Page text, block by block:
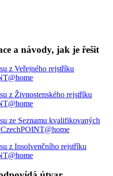
a návody, jak je řešit
z Veřejného rejstříku
z Živnostenského rejstříku
ze Seznamu kvalifikovaných
z Insolvenčního rejstříku